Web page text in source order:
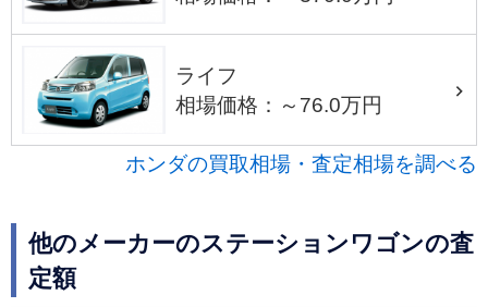
ライフ
相場価格：～76.0万円
ホンダの買取相場・査定相場を調べる
他のメーカーのステーションワゴンの査
定額